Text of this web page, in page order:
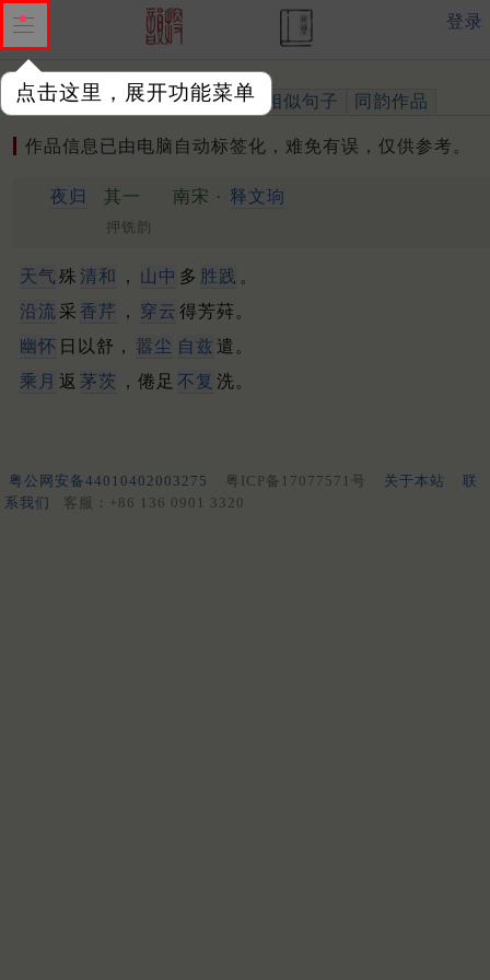
点击这里，展开功能菜单
登录
作品 标注四声 出处、引用 相似句子 同韵作品
作品信息已由电脑自动标签化，难免有误，仅供参考。
夜归 其一 南宋 · 释文珦
押铣韵
天气 殊 清和 ， 山中 多 胜践 。
沿流 采 香芹 ， 穿云 得芳荈。
幽怀 日以舒， 嚣尘 自兹 遣。
乘月 返 茅茨 ，倦足 不复 洗。
粤公网安备44010402003275 粤ICP备17077571号 关于本站
联
系我们
客服：+86 136 0901 3320